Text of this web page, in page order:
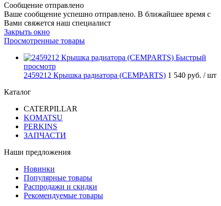
Сообщение отправлено
Ваше сообщение успешно отправлено. В ближайшее время с
Вами свяжется наш специалист
Закрыть окно
Просмотренные товары
Быстрый
просмотр
2459212 Крышка радиатора (CEMPARTS) 1 540 руб. / шт
Каталог
CATERPILLAR
KOMATSU
PERKINS
ЗАПЧАСТИ
Наши предложения
Новинки
Популярные товары
Распродажи и скидки
Рекомендуемые товары